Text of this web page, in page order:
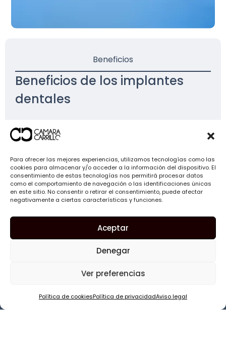
Para ofrecer las mejores experiencias, utilizamos tecnologías como las
cookies para almacenar y/o acceder a la información del dispositivo. El
consentimiento de estas tecnologías nos permitirá procesar datos
como el comportamiento de navegación o las identificaciones únicas
en este sitio. No consentir o retirar el consentimiento, puede afectar
negativamente a ciertas características y funciones.
Aceptar
Denegar
Ver preferencias
Política de cookiesPolítica de privacidadAviso legal
Beneficios
Beneficios de los implantes
dentales
Estética natural y duradera
Prevención de la pérdida ósea
Durabilidad y facilidad de cuidado